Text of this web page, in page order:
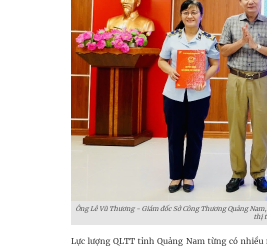
Ông Lê Vũ Thương - Giám đốc Sở Công Thương Quảng
thị
Lực lượng QLTT tỉnh Quảng Nam từng có